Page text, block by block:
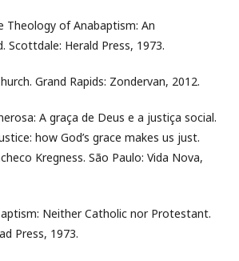
Theology of Anabaptism: An
Scottdale: Herald Press, 1973.
Grand Rapids: Zondervan, 2012.
A graça de Deus e a justiça social.
how God’s grace makes us just.
Kregness. São Paulo: Vida Nova,
Neither Catholic nor Protestant.
Press, 1973.